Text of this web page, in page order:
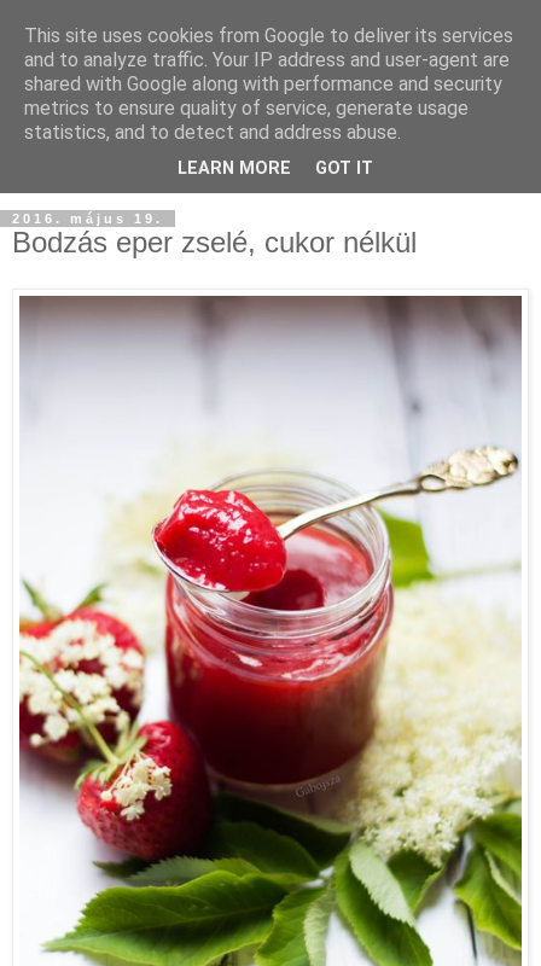
2016. május 19.
Bodzás eper zselé, cukor nélkül
This site uses cookies from Google to deliver its services
and to analyze traffic. Your IP address and user-agent are
shared with Google along with performance and security
metrics to ensure quality of service, generate usage
statistics, and to detect and address abuse.
LEARN MORE GOT IT